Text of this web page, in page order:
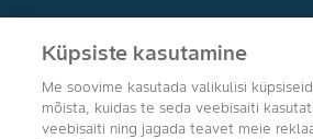
Agro Bayer
Eesti
Küpsiste kasutamine
Me soovime kasutada valikulisi
mõista, kuidas te seda veebisaiti
veebisaiti ning jagada teavet meie